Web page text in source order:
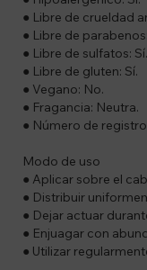
● Libre de crueldad
● Libre de
● Libre de sulfatos: Sí.
● Libre de gluten: Sí.
● Vegano: No.
● Fragancia: Neutra.
● Número de
Modo de uso
● Aplicar sobre el
● Distribuir
● Dejar actuar
● Enjuagar con
● Utilizar